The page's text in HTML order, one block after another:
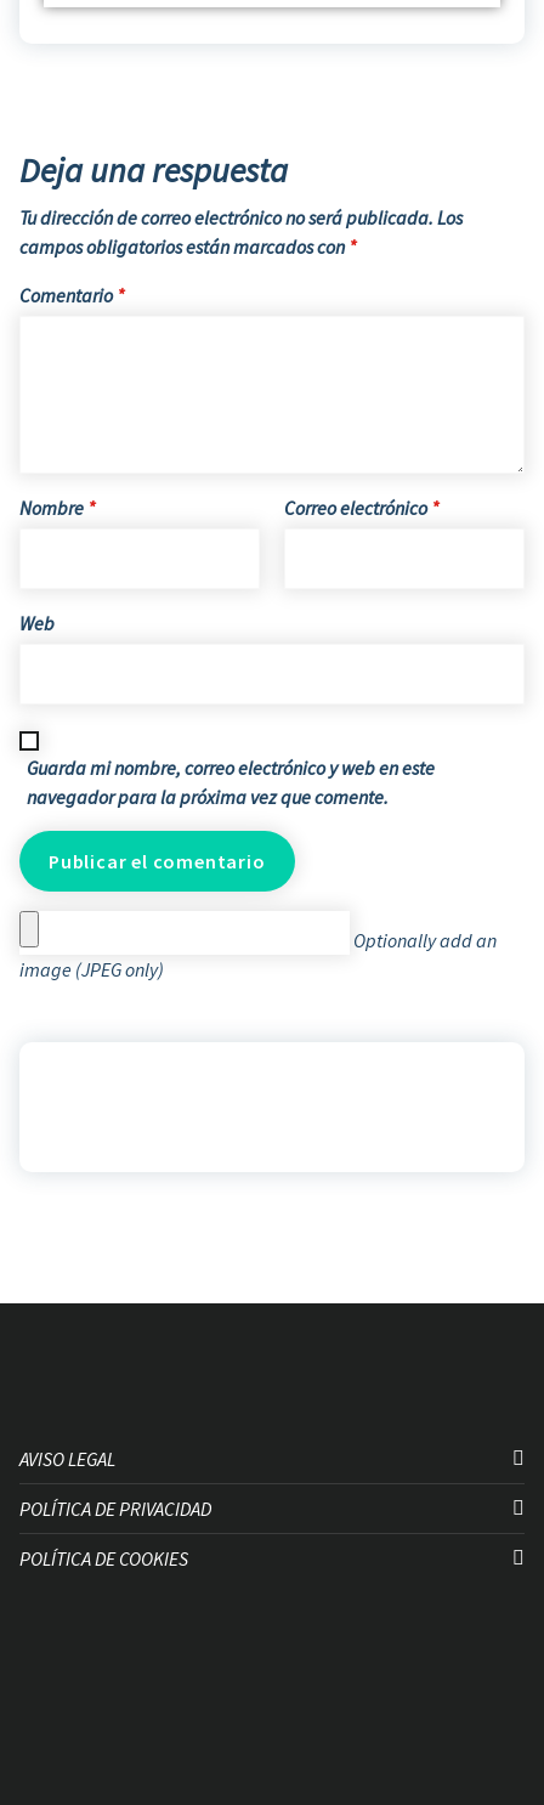
Deja una respuesta
Tu dirección de correo electrónico no será publicada. Los
campos obligatorios están marcados con *
Comentario *
Nombre * Correo electrónico *
Web
Guarda mi nombre, correo electrónico y web en este
navegador para la próxima vez que comente.
Optionally add an
image (JPEG only)
AVISO LEGAL
POLÍTICA DE PRIVACIDAD
POLÍTICA DE COOKIES